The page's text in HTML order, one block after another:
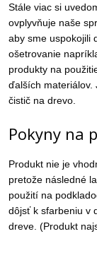
Stále viac si
ovplyvňuje naše
aby sme uspokojili
ošetrovanie
produkty na
ďalších materiálov.
čistič na drevo.
Pokyny na
Produkt nie je
pretože následné
použití na
dôjsť k sfarbeniu v
dreve. (Produkt